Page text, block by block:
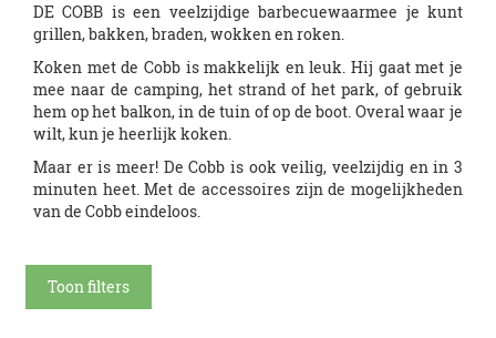
DE COBB is een veelzijdige barbecuewaarmee je kunt
grillen, bakken, braden, wokken en roken.
Koken met de Cobb is makkelijk en leuk. Hij gaat met je
mee naar de camping, het strand of het park, of gebruik
hem op het balkon, in de tuin of op de boot. Overal waar je
wilt, kun je heerlijk koken.
Maar er is meer! De Cobb is ook veilig, veelzijdig en in 3
minuten heet. Met de accessoires zijn de mogelijkheden
van de Cobb eindeloos.
Toon filters